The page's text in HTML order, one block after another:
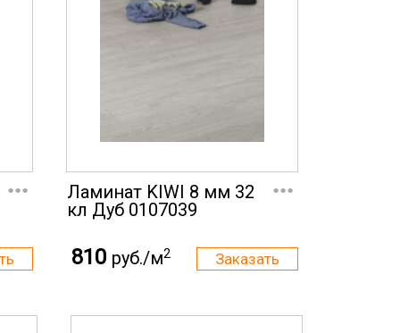
...
Ламинат KIWI 8 мм 32
кл Дуб 0107039
...
810 руб./м2